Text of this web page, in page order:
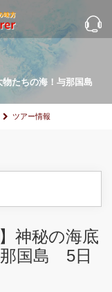
物たちの海！与那国島
ツアー情報
神秘の海底
国島 5日